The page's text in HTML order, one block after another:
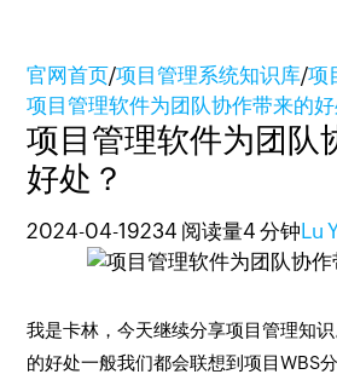
官网首页/项目管理系统知识库/项
项目管理软件为团队协作带来的好
项目管理软件为团队
好处？
2024-04-19234 阅读量4 分钟 Lu
我是卡林，今天继续分享项目管理知
的好处一般我们都会联想到项目WBS